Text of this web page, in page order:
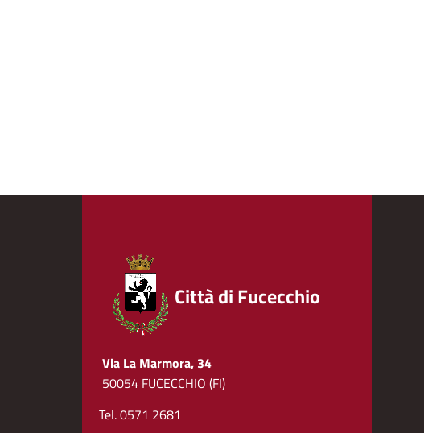
Città di Fucecchio
Via La Marmora, 34
50054 FUCECCHIO (FI)
Tel. 0571 2681